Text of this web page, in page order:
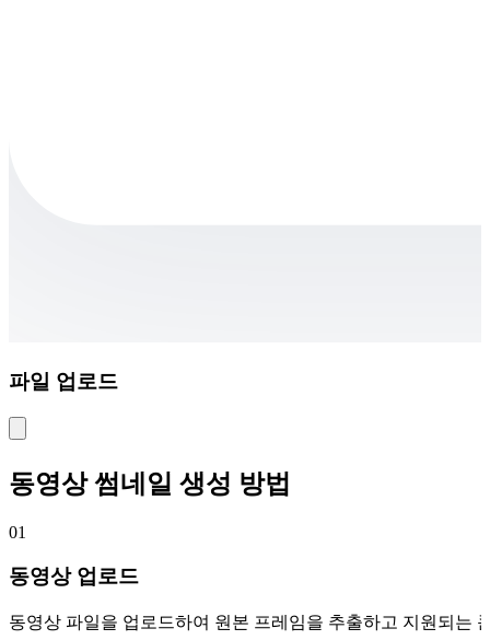
파일 업로드
동영상 썸네일 생성 방법
01
동영상 업로드
동영상 파일을 업로드하여 원본 프레임을 추출하고 지원되는